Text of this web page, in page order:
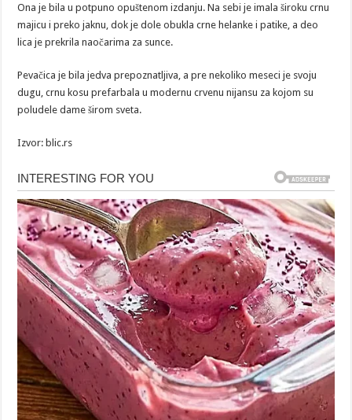
Ona je bila u potpuno opuštenom izdanju. Na sebi je imala široku crnu
majicu i preko jaknu, dok je dole obukla crne helanke i patike, a deo
lica je prekrila naočarima za sunce.
Pevačica je bila jedva prepoznatljiva, a pre nekoliko meseci je svoju
dugu, crnu kosu prefarbala u modernu crvenu nijansu za kojom su
poludele dame širom sveta.
Izvor: blic.rs